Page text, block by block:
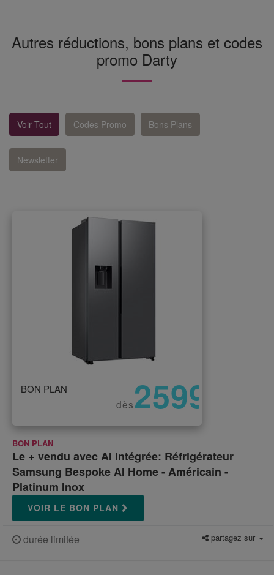
Autres réductions, bons plans et codes
promo Darty
Voir Tout Codes Promo Bons Plans
Newsletter
BON PLAN
dès2599
BON PLAN
Le + vendu avec AI intégrée: Réfrigérateur
Samsung Bespoke AI Home - Américain -
Platinum Inox
VOIR LE BON PLAN
durée limitée partagez sur